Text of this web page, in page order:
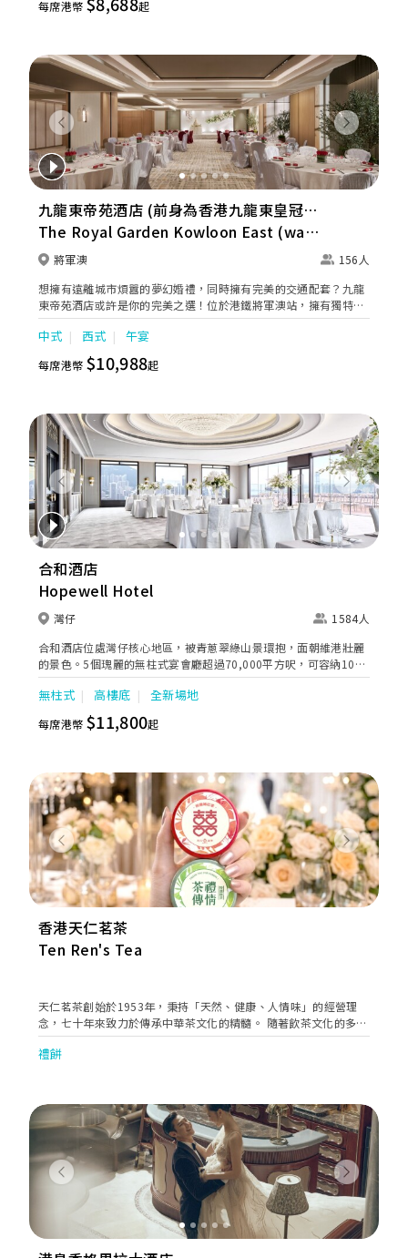
每席港幣 起
Previous Next
九龍東帝苑酒店 (前身為香港九龍東皇冠假
日酒店)
The Royal Garden Kowloon East (was
Crowne Plaza Hong Kong Kowloon
將軍澳
156人
想擁有遠離城市煩囂的夢幻婚禮，同時擁有完美的交通配套？九龍
東帝苑酒店或許是你的完美之選！位於港鐵將軍澳站，擁有獨特的
圓形露天證婚花園「姻園」。致力為追求完美的新人全方位，締造
一場夢寐以求、畢生難忘的婚禮，為摰愛親朋帶來全新的甜蜜驚
氣息瀰漫。讓新人以青山綠草作見證，在藍天白雲下締結婚約，舉
派，加上高採光落地玻璃引入充足自然光線，再配合廣闊的露天平
台，營造出溫馨且愜意舒適的氛圍，可舉行5至13席，是舉辦中小
型婚禮的最佳場地，讓新人締造浪漫難忘的回憶。
中式 西式 午宴
每席港幣 $10,988起
Previous Next
合和酒店
Hopewell Hotel
灣仔
1584人
合和酒店位處灣仔核心地區，被青蔥翠綠山景環抱，面朝維港壯麗
的景色。5個瑰麗的無柱式宴會廳超過70,000平方呎，可容納10至
130張圓桌，並提供綠草如茵的戶外婚宴場地。酒店鄰近灣仔港鐵
站，賓客能輕鬆抵達場地。氣派不凡的合和大禮堂配置高清巨型
LED 屏幕及可讓新人以名貴房車的特別方式進場，為新人締造雋永
難忘的婚禮；內置閃爍水晶吊燈的水晶殿能讓新人沉浸於如璀璨星
致，日夜美景讓您的大日子動人心弦。酒店婚禮策劃團隊的服務專
業貼心，助您無憂籌備至臻完美的婚宴。不論是舉辦小型喜宴，還
是大排筵席，合和酒店是您編織浪漫回憶的理想囍宴場地之選。
無柱式 高樓底 全新場地
每席港幣 $11,800起
Previous Next
香港天仁茗茶
Ten Ren's Tea
天仁茗茶創始於1953年，秉持「天然、健康、人情味」的經營理
念，七十年來致力於傳承中華茶文化的精髓。 隨著飲茶文化的多元
化發展，天仁茗茶於2012年8月引入香港，在銅鑼灣誠品開立香港
首間零售專門店，至今已擁有59間分店，成為港人日常生活中不可
滿故事和情感。
禮餅
Previous Next